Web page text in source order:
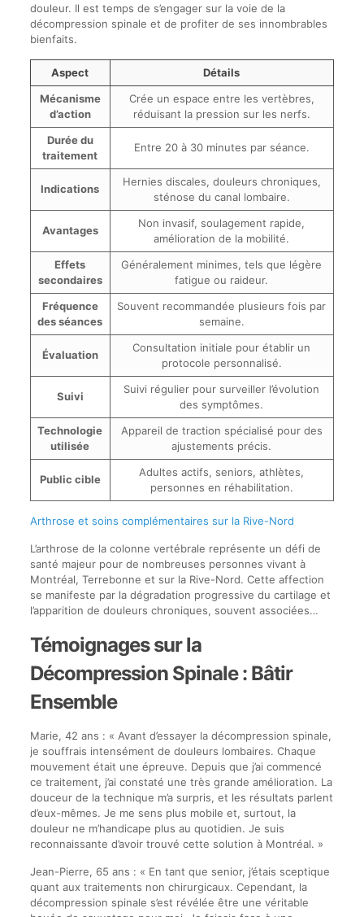
douleur. Il est temps de s’engager sur la voie de la
décompression spinale et de profiter de ses innombrables
bienfaits.
Aspect
Détails
Mécanisme
d’action
Crée un espace entre les vertèbres,
réduisant la pression sur les nerfs.
Durée du
traitement
Entre 20 à 30 minutes par séance.
Indications
Hernies discales, douleurs chroniques,
sténose du canal lombaire.
Avantages
Non invasif, soulagement rapide,
amélioration de la mobilité.
Effets
secondaires
Généralement minimes, tels que légère
fatigue ou raideur.
Fréquence
des séances
Souvent recommandée plusieurs fois par
semaine.
Évaluation
Consultation initiale pour établir un
protocole personnalisé.
Suivi
Suivi régulier pour surveiller l’évolution
des symptômes.
Technologie
utilisée
Appareil de traction spécialisé pour des
ajustements précis.
Public cible
Adultes actifs, seniors, athlètes,
personnes en réhabilitation.
Arthrose et soins complémentaires sur la Rive-Nord
L’arthrose de la colonne vertébrale représente un défi de
santé majeur pour de nombreuses personnes vivant à
Montréal, Terrebonne et sur la Rive-Nord. Cette affection
se manifeste par la dégradation progressive du cartilage et
l’apparition de douleurs chroniques, souvent associées…
Témoignages sur la
Décompression Spinale : Bâtir
Ensemble
Marie, 42 ans : « Avant d’essayer la décompression spinale,
je souffrais intensément de douleurs lombaires. Chaque
mouvement était une épreuve. Depuis que j’ai commencé
ce traitement, j’ai constaté une très grande amélioration. La
douceur de la technique m’a surpris, et les résultats parlent
d’eux-mêmes. Je me sens plus mobile et, surtout, la
douleur ne m’handicape plus au quotidien. Je suis
reconnaissante d’avoir trouvé cette solution à Montréal. »
Jean-Pierre, 65 ans : « En tant que senior, j’étais sceptique
quant aux traitements non chirurgicaux. Cependant, la
décompression spinale s’est révélée être une véritable